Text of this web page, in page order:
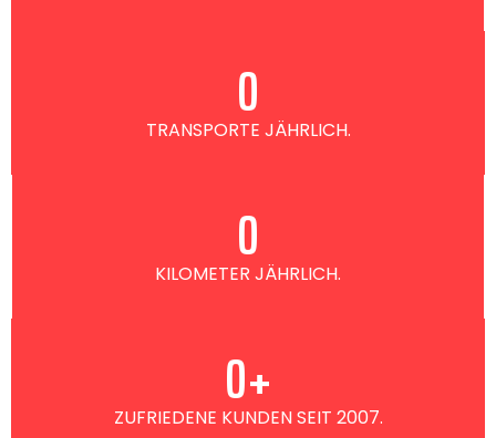
TRANSPORTE JÄHRLICH.
0
KILOMETER JÄHRLICH.
0
ZUFRIEDENE KUNDEN SEIT 2007.
0+